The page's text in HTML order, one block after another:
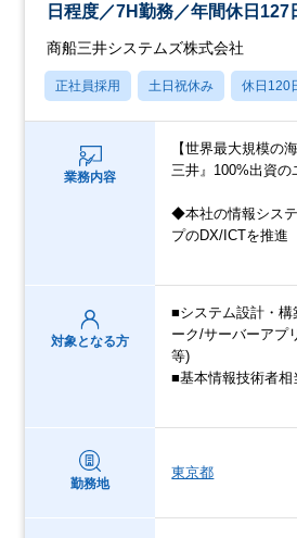
日程度／7H勤務／年間休日127
商船三井システムズ株式会社
正社員採用 土日祝休み 休日120
業務内容
【世界最大規模の
三井』100%出資の
◆本社の情報シス
プのDX/ICTを推進
対象となる方
■システム設計・構
ーク/サーバーアプ
等)
■基本情報技術者相
勤務地
東京都